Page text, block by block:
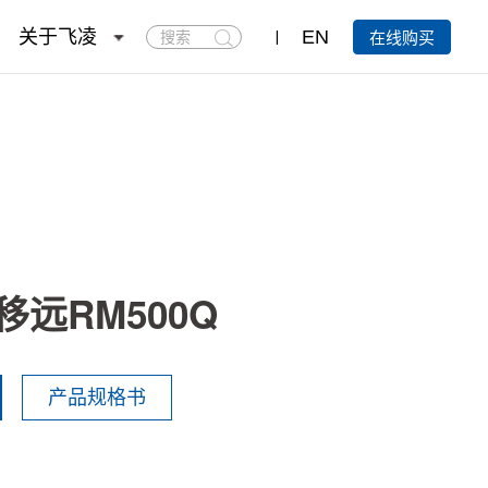
关于飞凌
搜
索
EN 在线购买
远RM500Q
产品规格书